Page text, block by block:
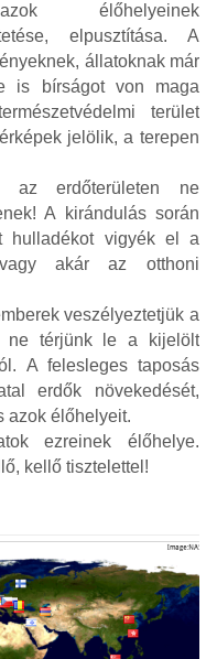
élőhelyeinek
elpusztítása. A
állatoknak már
is bírságot von maga
terület
jelölik, a terepen
az erdőterületen ne
A kirándulás során
hulladékot vigyék el a
akár az otthoni
veszélyeztetjük a
ne térjünk le a kijelölt
A felesleges taposás
erdők növekedését,
azok élőhelyeit.
ezreinek élőhelye.
kellő tisztelettel!